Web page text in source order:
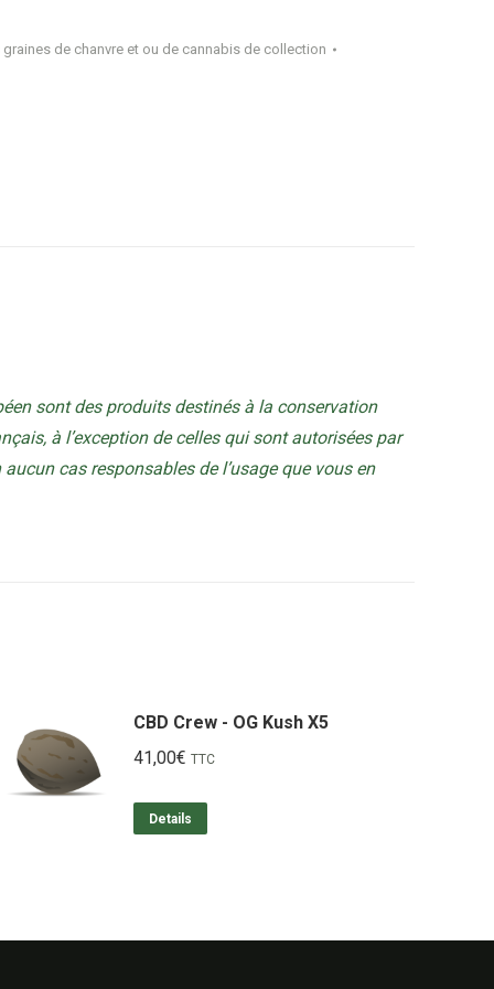
graines de chanvre et ou de cannabis de collection
sont des produits destinés à la conservation
à l’exception de celles qui sont autorisées par
cas responsables de l’usage que vous en
CBD Crew - OG Kush X5
41,00€ TTC
Details